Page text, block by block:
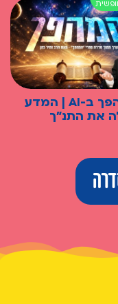
המהפך ב-AI | המדע
את התנ"ך